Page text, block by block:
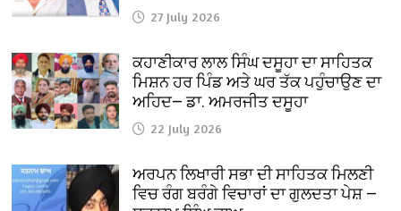
27 July 2026
ਕਹਾਣੀਕਾਰ ਲਾਲ ਸਿੰਘ ਦਸੂਹਾ ਦਾ ਸਾਹਿਤਕ
ਮਿਸ਼ਨ ਹਰ ਪਿੰਡ ਅਤੇ ਘਰ ਤੱਕ ਪਹੁੰਚਾਉਣ ਦਾ
ਅਹਿਦ— ਡਾ. ਅਮਰਜੀਤ ਦਸੂਹਾ
22 July 2026
ਅਰਪਨ ਲਿਖਾਰੀ ਸਭਾ ਦੀ ਸਾਹਿਤਕ ਮਿਲਣੀ
ਵਿਚ ਰੰਗ ਬਰੰਗੇ ਵਿਚਾਰਾਂ ਦਾ ਗੁਲਦਤਾ ਪੇਸ਼ —